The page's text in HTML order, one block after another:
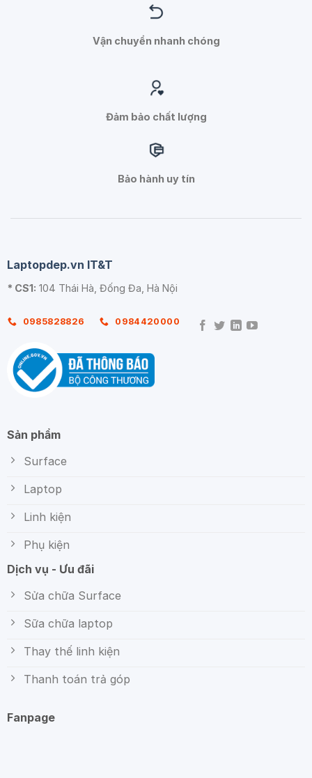
Vận chuyển nhanh chóng
Đảm bảo chất lượng
Bảo hành uy tín
Laptopdep.vn IT&T
* CS1: 104 Thái Hà, Đống Đa, Hà Nội
0985828826 0984420000
Sản phẩm
Surface
Laptop
Linh kiện
Phụ kiện
Dịch vụ - Ưu đãi
Sửa chữa Surface
Sữa chữa laptop
Thay thế linh kiện
Thanh toán trả góp
Fanpage